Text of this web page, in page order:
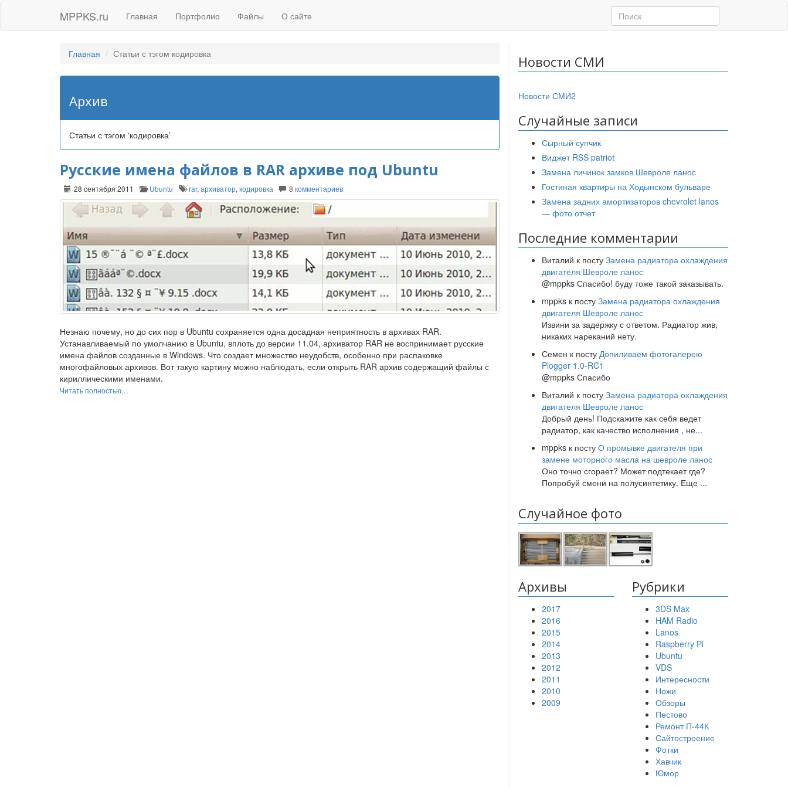
MPPKS.ru Главная Портфолио Файлы О сайте
Главная Статьи с тэгом кодировка
Архив
Статьи с тэгом ‘кодировка’
Русские имена файлов в RAR архиве под Ubuntu
28 сентября 2011 Ubuntu rar, архиватор, кодировка 8 комментариев
Незнаю почему, но до сих пор в Ubuntu сохраняется одна досадная неприятность в архивах RAR.
Устанавливаемый по умолчанию в Ubuntu, вплоть до версии 11.04, архиватор RAR не воспринимает русские
имена файлов созданные в Windows. Что создает множество неудобств, особенно при распаковке
многофайловых архивов. Вот такую картину можно наблюдать, если открыть RAR архив содержащий файлы с
кириллическими именами.
Читать полностью…
Новости СМИ
Новости СМИ2
Случайные записи
Сырный супчик
Виджет RSS patriot
Замена личинок замков Шевроле ланос
Гостиная квартиры на Ходынском бульваре
Замена задних амортизаторов chevrolet lanos
— фото отчет
Последние комментарии
Виталий к посту Замена радиатора охлаждения
двигателя Шевроле ланос
@mppks Спасибо! буду тоже такой заказывать.
mppks к посту Замена радиатора охлаждения
двигателя Шевроле ланос
Извини за задержку с ответом. Радиатор жив,
никаких нареканий нету.
Семен к посту Допиливаем фотогалерею
Plogger 1.0-RC1
@mppks Спасибо
Виталий к посту Замена радиатора охлаждения
двигателя Шевроле ланос
Добрый день! Подскажите как себя ведет
радиатор, как качество исполнения , не...
mppks к посту О промывке двигателя при
замене моторного масла на шевроле ланос
Оно точно сгорает? Может подтекает где?
Попробуй смени на полусинтетику. Еще ...
Случайное фото
Архивы
2017
2016
2015
2014
2013
2012
2011
2010
2009
Рубрики
3DS Max
HAM Radio
Lanos
Raspberry Pi
Ubuntu
VDS
Интересности
Ножи
Обзоры
Пестово
Ремонт П-44К
Сайтостроение
Фотки
Хавчик
Юмор